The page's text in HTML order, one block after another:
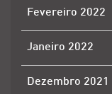
Fevereiro 2022
Janeiro 2022
Dezembro 2021